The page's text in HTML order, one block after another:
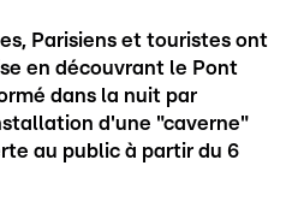
Parisiens et touristes ont
en découvrant le Pont
dans la nuit par
d'une "caverne"
au public à partir du 6